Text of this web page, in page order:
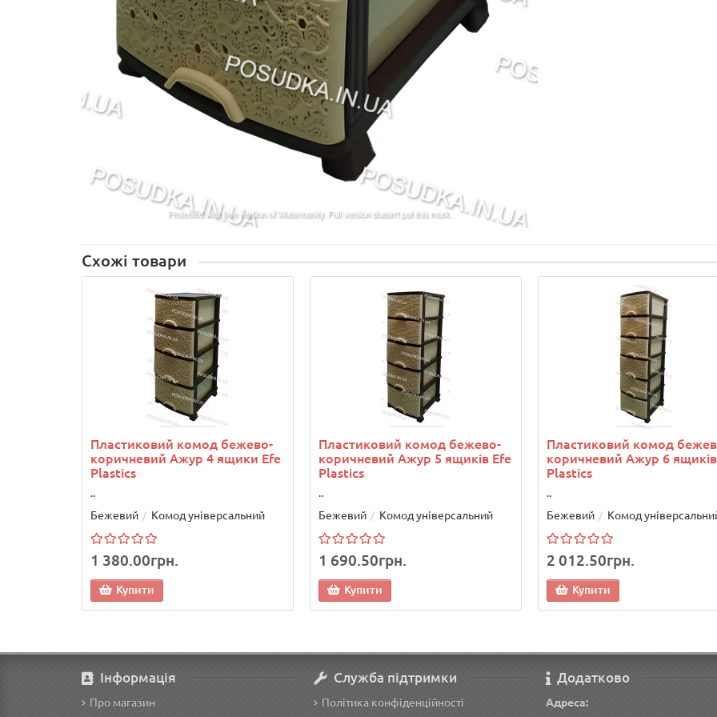
Схожі товари
Пластиковий комод бежево-
коричневий Ажур 4 ящики Efe
Plastics
..
Бежевий
Комод універсальний
1 380.00грн.
Купити
Пластиковий комод бежево-
коричневий Ажур 5 ящиків Efe
Plastics
..
Бежевий
Комод універсальний
1 690.50грн.
Купити
Пластиковий комод
коричневий Ажур 6
Plastics
..
Бежевий
Комод
2 012.50грн.
Купити
Інформація
Про магазин
Служба підтримки
Політика конфіденційності
Додатково
Адреса: